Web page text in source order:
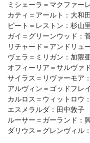
ミシェーラ＝マクファー
カティ＝アールト：大和
ピート＝レストン：杉山
ガイ＝グリーンウッド：
リチャード＝アンドリュ
ヴェラ＝ミリガン：加隈
オフィーリア＝サルヴァ
サイラス＝リヴァーモア
アルヴィン＝ゴッドフレ
カルロス＝ウィットロウ
エスメラルダ：田中敦子
ルーサー＝ガーランド：
ダリウス＝グレンヴィル